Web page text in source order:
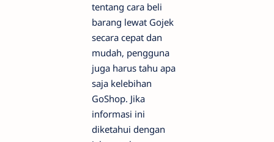
tentang cara beli
barang lewat Gojek
secara cepat dan
mudah, pengguna
juga harus tahu apa
saja kelebihan
GoShop. Jika
informasi ini
diketahui dengan